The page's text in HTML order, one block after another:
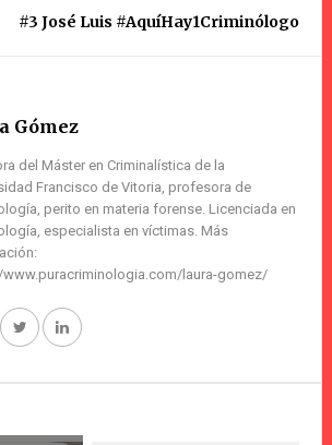
#3 José Luis #AquíHay1Criminólogo
Gómez
del Máster en Criminalística de la
Francisco de Vitoria, profesora de
perito en materia forense. Licenciada en
especialista en víctimas. Más
www.puracriminologia.com/laura-gomez/